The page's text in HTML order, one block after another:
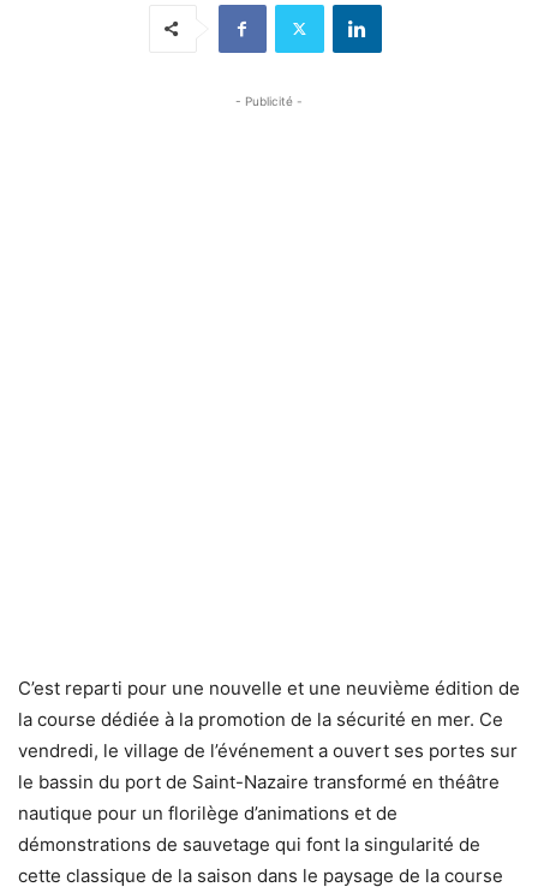
- Publicité -
C’est reparti pour une nouvelle et une neuvième édition de
la course dédiée à la promotion de la sécurité en mer. Ce
vendredi, le village de l’événement a ouvert ses portes sur
le bassin du port de Saint-Nazaire transformé en théâtre
nautique pour un florilège d’animations et de
démonstrations de sauvetage qui font la singularité de
cette classique de la saison dans le paysage de la course